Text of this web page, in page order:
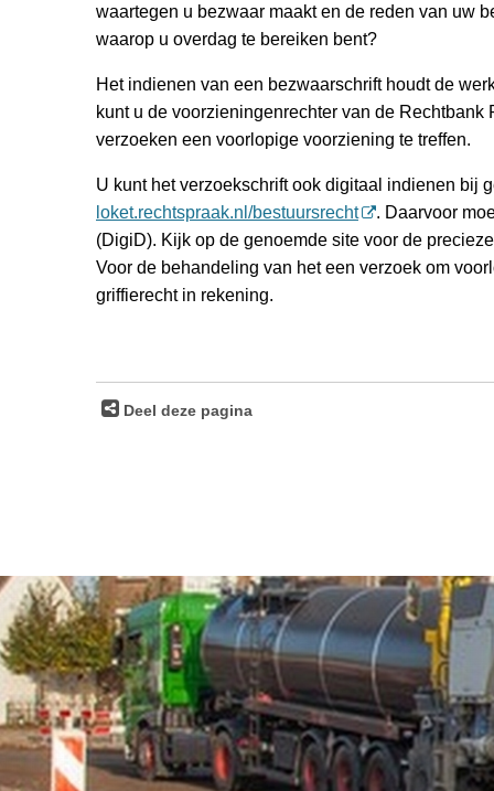
waartegen u bezwaar maakt en de reden van uw
waarop u overdag te bereiken bent?
Het indienen van een bezwaarschrift houdt de
kunt u de voorzieningenrechter van de
verzoeken een voorlopige voorziening te treffen.
U kunt het verzoekschrift ook digitaal indienen bij
loket.rechtspraak.nl/bestuursrecht
. Daarvoor
(DigiD). Kijk op de genoemde site voor de
Voor de behandeling van het een verzoek om
griffierecht in rekening.
Deel deze pagina